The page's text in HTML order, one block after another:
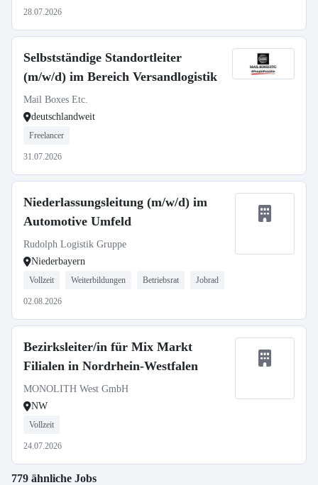
28.07.2026
Selbstständige Standortleiter
(m/w/d) im Bereich Versandlogistik
Mail Boxes Etc.
deutschlandweit
Freelancer
31.07.2026
Niederlassungsleitung (m/w/d) im
Automotive Umfeld
Rudolph Logistik Gruppe
Niederbayern
Vollzeit Weiterbildungen Betriebsrat Jobrad
02.08.2026
Bezirksleiter/in für Mix Markt
Filialen in Nordrhein-Westfalen
MONOLITH West GmbH
NW
Vollzeit
24.07.2026
779 ähnliche Jobs